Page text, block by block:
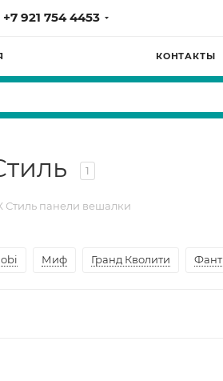
+7 921 754 4453
КОНТАКТЫ
1
панели вешалки
Миф Гранд Кволити Фант